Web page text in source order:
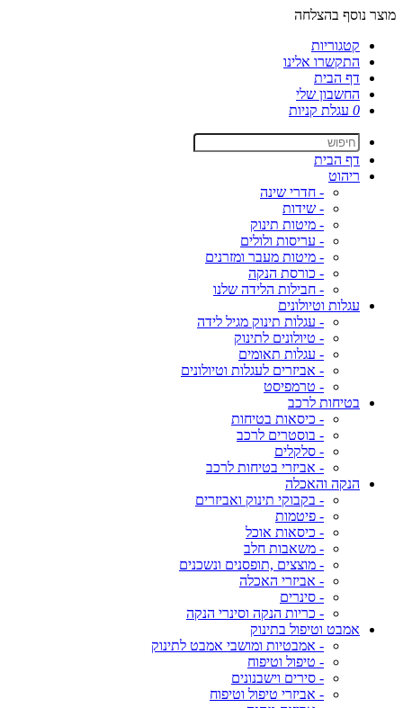
מוצר נוסף בהצלחה
קטגוריות
התקשרו אלינו
דף הבית
החשבון שלי
0 עגלת קניות
דף הבית
ריהוט
- חדרי שינה
- שידות
- מיטות תינוק
- עריסות ולולים
- מיטות מעבר ומזרנים
- כורסת הנקה
- חבילות הלידה שלנו
עגלות וטיולונים
- עגלות תינוק מגיל לידה
- טיולונים לתינוק
- עגלות תאומים
- אביזרים לעגלות וטיולונים
- טרמפיסט
בטיחות לרכב
- כיסאות בטיחות
- בוסטרים לרכב
- סלקלים
- אביזרי בטיחות לרכב
הנקה והאכלה
- בקבוקי תינוק ואביזרים
- פיטמות
- כיסאות אוכל
- משאבות חלב
- מוצצים ,תופסנים ונשכנים
- אביזרי האכלה
- סינרים
- כריות הנקה וסינרי הנקה
אמבט וטיפול בתינוק
- אמבטיות ומושבי אמבט לתינוק
- טיפול וטיפוח
- סירים וישבנונים
- אביזרי טיפול וטיפוח